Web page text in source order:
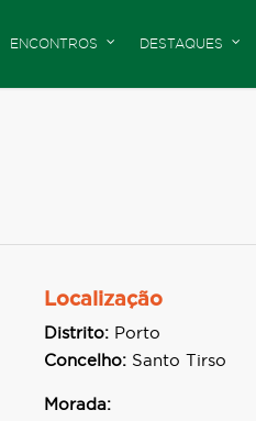
ENCONTROS DESTAQUES
Localização
Distrito: Porto
Concelho: Santo Tirso
Morada: